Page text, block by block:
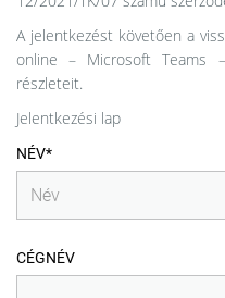
A jelentkezést követően a
online – Microsoft Teams
részleteit.
Jelentkezési lap
NÉV*
CÉGNÉV